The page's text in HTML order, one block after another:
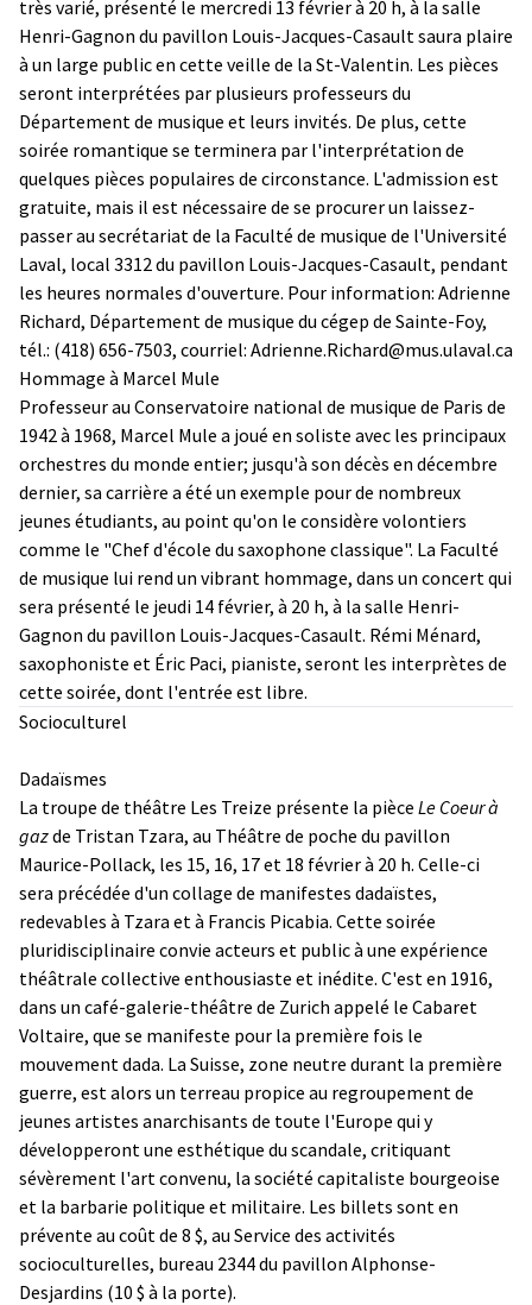
très varié, présenté le mercredi 13 février à 20 h, à la salle
Henri-Gagnon du pavillon Louis-Jacques-Casault saura plaire
à un large public en cette veille de la St-Valentin. Les pièces
seront interprétées par plusieurs professeurs du
Département de musique et leurs invités. De plus, cette
soirée romantique se terminera par l'interprétation de
quelques pièces populaires de circonstance. L'admission est
gratuite, mais il est nécessaire de se procurer un laissez-
passer au secrétariat de la Faculté de musique de l'Université
Laval, local 3312 du pavillon Louis-Jacques-Casault, pendant
les heures normales d'ouverture. Pour information: Adrienne
Richard, Département de musique du cégep de Sainte-Foy,
tél.: (418) 656-7503, courriel: Adrienne.Richard@mus.ulaval.ca
Hommage à Marcel Mule
Professeur au Conservatoire national de musique de Paris de
1942 à 1968, Marcel Mule a joué en soliste avec les principaux
orchestres du monde entier; jusqu'à son décès en décembre
dernier, sa carrière a été un exemple pour de nombreux
jeunes étudiants, au point qu'on le considère volontiers
comme le "Chef d'école du saxophone classique". La Faculté
de musique lui rend un vibrant hommage, dans un concert qui
sera présenté le jeudi 14 février, à 20 h, à la salle Henri-
Gagnon du pavillon Louis-Jacques-Casault. Rémi Ménard,
saxophoniste et Éric Paci, pianiste, seront les interprètes de
cette soirée, dont l'entrée est libre.
Socioculturel
Dadaïsmes
La troupe de théâtre Les Treize présente la pièce Le Coeur à
gazde Tristan Tzara, au Théâtre de poche du pavillon
Maurice-Pollack, les 15, 16, 17 et 18 février à 20 h. Celle-ci
sera précédée d'un collage de manifestes dadaïstes,
redevables à Tzara et à Francis Picabia. Cette soirée
pluridisciplinaire convie acteurs et public à une expérience
théâtrale collective enthousiaste et inédite. C'est en 1916,
dans un café-galerie-théâtre de Zurich appelé le Cabaret
Voltaire, que se manifeste pour la première fois le
mouvement dada. La Suisse, zone neutre durant la première
guerre, est alors un terreau propice au regroupement de
jeunes artistes anarchisants de toute l'Europe qui y
développeront une esthétique du scandale, critiquant
sévèrement l'art convenu, la société capitaliste bourgeoise
et la barbarie politique et militaire. Les billets sont en
prévente au coût de 8 $, au Service des activités
socioculturelles, bureau 2344 du pavillon Alphonse-
Desjardins (10 $ à la porte).